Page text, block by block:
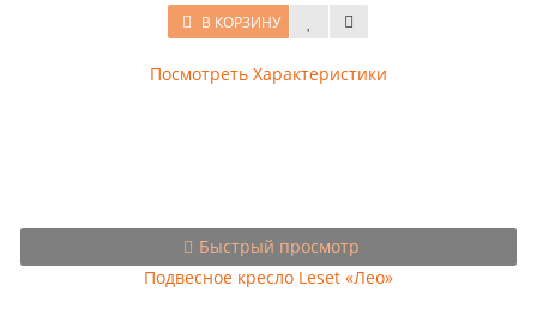
В КОРЗИНУ
Посмотреть Характеристики
Быстрый просмотр
Подвесное кресло Leset «Лео»